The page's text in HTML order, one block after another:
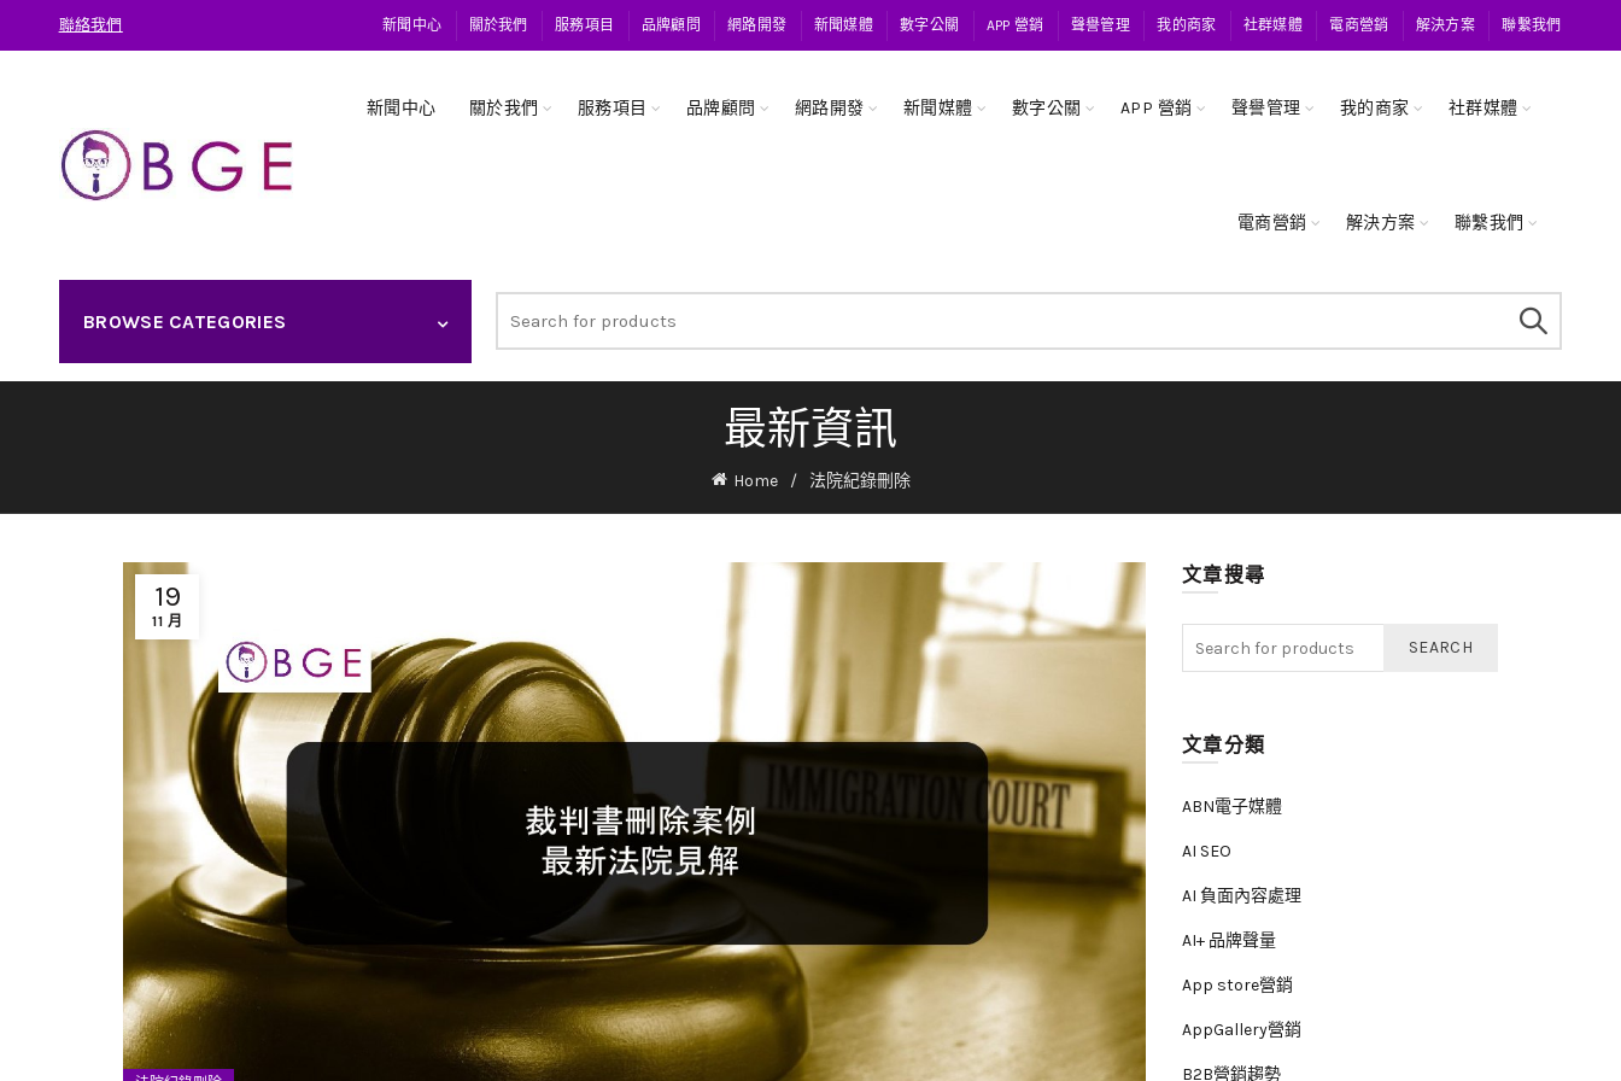
聯絡我們 新聞中心 關於我們 服務項目 品牌顧問 網路開發 新聞媒體 數字公關 APP 營銷 聲譽管理 我的商家 社群媒體 電商營銷 解決方案 聯繫我們
新聞中心 關於我們 服務項目 品牌顧問 網路開發 新聞媒體 數字公關 APP 營銷 聲譽管理 我的商家 社群媒體
電商營銷 解決方案 聯繫我們
BROWSE CATEGORIES
for:
最新資訊
Home 法院紀錄刪除
19
11 月
文章搜尋
SEARCH
文章分類
ABN電子媒體
AI SEO
AI 負面內容處理
AI+ 品牌聲量
App store營銷
AppGallery營銷
B2B營銷趨勢